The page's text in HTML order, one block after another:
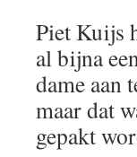
Piet Kuijs
al bijna
dame aan
maar dat
gepakt